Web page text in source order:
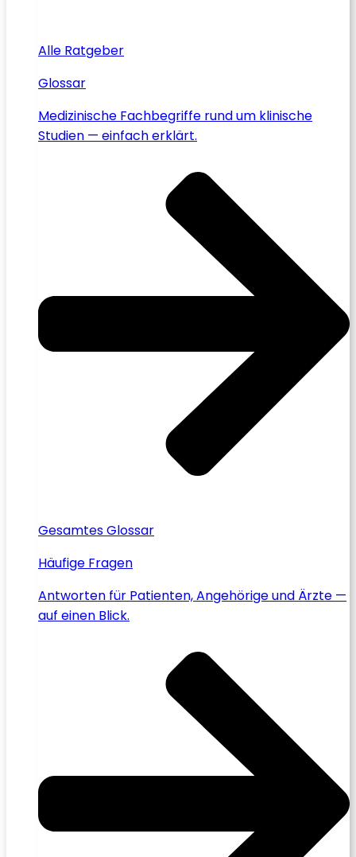
Alle Ratgeber
Glossar
Medizinische Fachbegriffe rund um klinische
Studien — einfach erklärt.
Gesamtes Glossar
Häufige Fragen
Antworten für Patienten, Angehörige und Ärzte —
auf einen Blick.